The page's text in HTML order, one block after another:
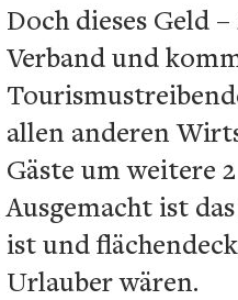
Doch dieses Geld
Verband und
allen anderen
Gäste um weitere
Ausgemacht ist
ist und
Urlauber wären.